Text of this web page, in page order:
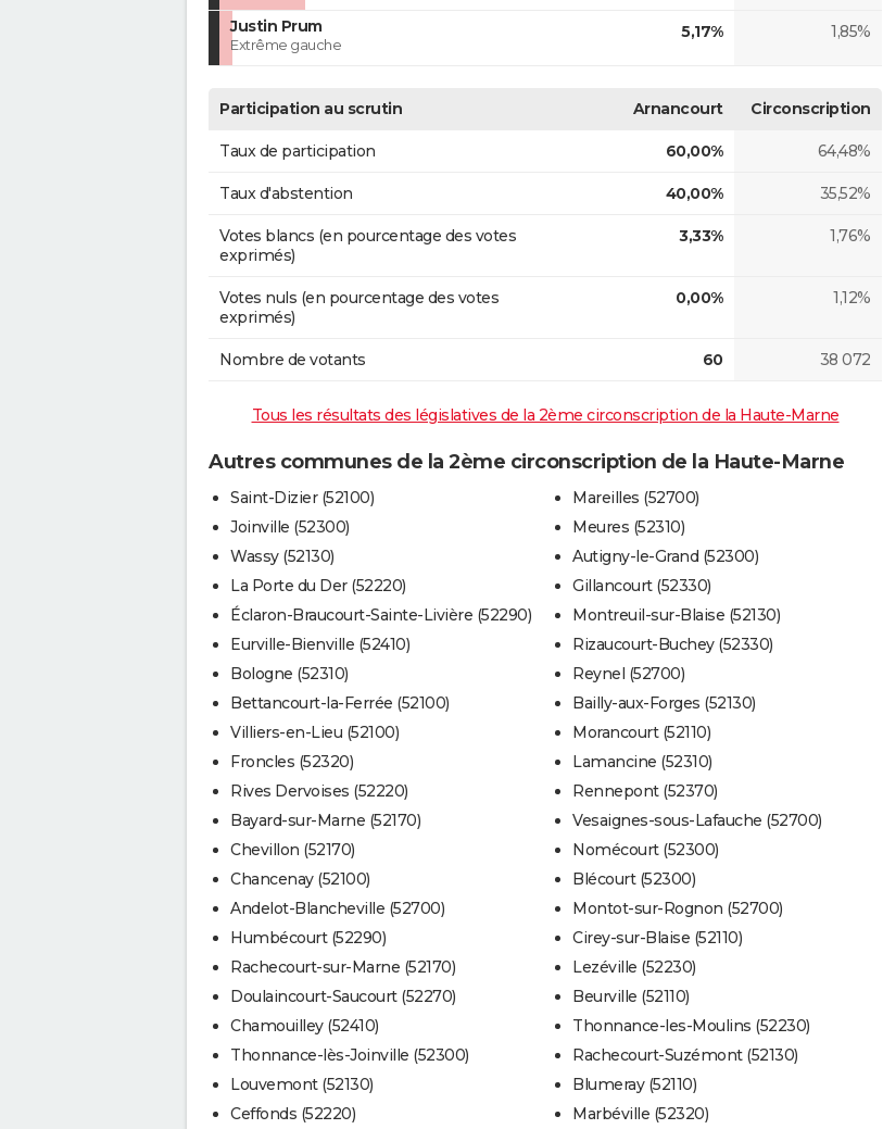
Justin Prum
Extrême gauche
5,17% 1,85%
Participation au scrutin Arnancourt Circonscription
Taux de participation 60,00% 64,48%
Taux d'abstention 40,00% 35,52%
Votes blancs (en pourcentage des votes
exprimés)
3,33% 1,76%
Votes nuls (en pourcentage des votes
exprimés)
0,00% 1,12%
Nombre de votants 60 38 072
Tous les résultats des législatives de la 2ème circonscription de la Haute-Marne
Autres communes de la 2ème circonscription de la Haute-Marne
Saint-Dizier (52100)
Joinville (52300)
Wassy (52130)
La Porte du Der (52220)
Éclaron-Braucourt-Sainte-Livière (52290)
Eurville-Bienville (52410)
Bologne (52310)
Bettancourt-la-Ferrée (52100)
Villiers-en-Lieu (52100)
Froncles (52320)
Rives Dervoises (52220)
Bayard-sur-Marne (52170)
Chevillon (52170)
Chancenay (52100)
Andelot-Blancheville (52700)
Humbécourt (52290)
Rachecourt-sur-Marne (52170)
Doulaincourt-Saucourt (52270)
Chamouilley (52410)
Thonnance-lès-Joinville (52300)
Louvemont (52130)
Ceffonds (52220)
Mareilles (52700)
Meures (52310)
Autigny-le-Grand (52300)
Gillancourt (52330)
Montreuil-sur-Blaise (52130)
Rizaucourt-Buchey (52330)
Reynel (52700)
Bailly-aux-Forges (52130)
Morancourt (52110)
Lamancine (52310)
Rennepont (52370)
Vesaignes-sous-Lafauche (52700)
Nomécourt (52300)
Blécourt (52300)
Montot-sur-Rognon (52700)
Cirey-sur-Blaise (52110)
Lezéville (52230)
Beurville (52110)
Thonnance-les-Moulins (52230)
Rachecourt-Suzémont (52130)
Blumeray (52110)
Marbéville (52320)